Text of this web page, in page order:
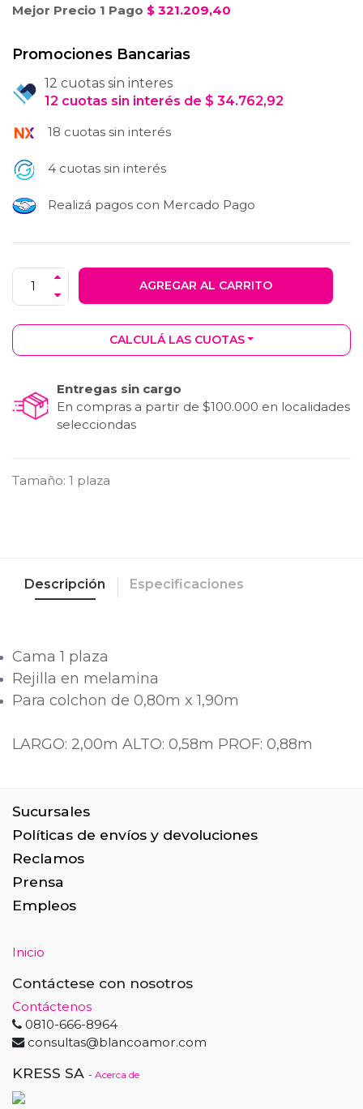
Mejor Precio 1 Pago $ 321.209,40
Promociones Bancarias
12 cuotas sin interes
12 cuotas sin interés de $ 34.762,92
18 cuotas sin interés
4 cuotas sin interés
Realizá pagos con Mercado Pago
AGREGAR AL CARRITO
CALCULÁ LAS CUOTAS
Entregas sin cargo
En compras a partir de $100.000 en localidades
selecciondas
Tamaño: 1 plaza
Descripción Especificaciones
Cama 1 plaza
Rejilla en melamina
Para colchon de 0,80m x 1,90m
LARGO: 2,00m ALTO: 0,58m PROF: 0,88m
Sucursales
Políticas de envíos y devoluciones
Reclamos
Prensa
Empleos
Inicio
Contáctese con nosotros
Contáctenos
0810-666-8964
consultas@blancoamor.com
KRESS SA - Acerca de